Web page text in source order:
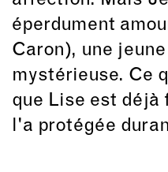
éperdument
Caron), une
mystérieuse. Ce
que Lise est déjà
l'a protégée